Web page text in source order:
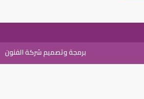
برمجة وتصميم شركة الفنون